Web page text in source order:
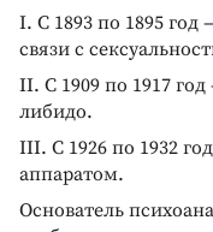
I. С 1893 по 1895 год
связи с
II. С 1909 по 1917
либидо.
III. С 1926 по 1932
аппаратом.
Основатель